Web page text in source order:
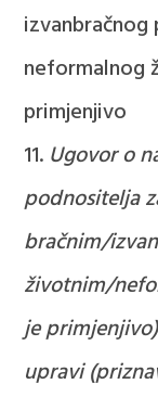
neformalnog
primjenjivo
Ugovor o
podnositelja
bračnim/
životnim/
je
upravi